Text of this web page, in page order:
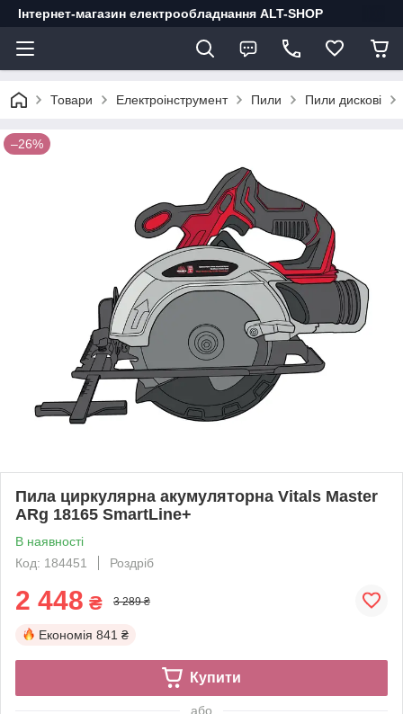
Інтернет-магазин електрообладнання ALT-SHOP
Товари Електроінструмент Пили Пили дискові
–26%
Пила циркулярна акумуляторна Vitals Master
ARg 18165 SmartLine+
В наявності
Код: 184451
Роздріб
2 448 ₴ 3 289 ₴
Економія 841 ₴
Купити
або